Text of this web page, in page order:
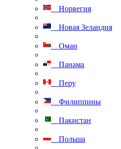
Норвегия
Новая Зеландия
Оман
Панама
Перу
Филиппины
Пакистан
Польша